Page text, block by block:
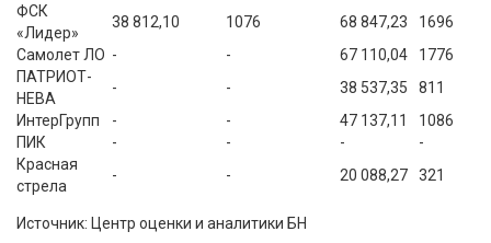
ФСК
«Лидер»
38 812,10 1076 68 847,23
1696
Самолет ЛО - - 67 110,04
1776
ПАТРИОТ-
НЕВА
- - 38 537,35
811
ИнтерГрупп
- - 47 137,11
1086
ПИК
- - -
-
Красная
стрела
- - 20 088,27 321
Источник: Центр оценки и аналитики БН